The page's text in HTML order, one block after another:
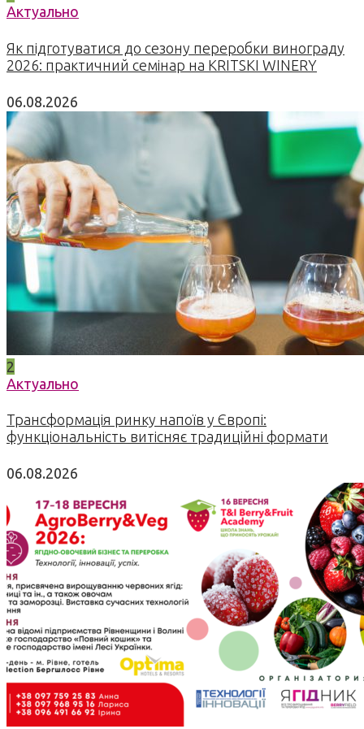
Актуально
Як підготуватися до сезону переробки винограду
2026: практичний семінар на KRITSKI WINERY
06.08.2026
2
Актуально
Трансформація ринку напоїв у Європі:
функціональність витісняє традиційні формати
06.08.2026